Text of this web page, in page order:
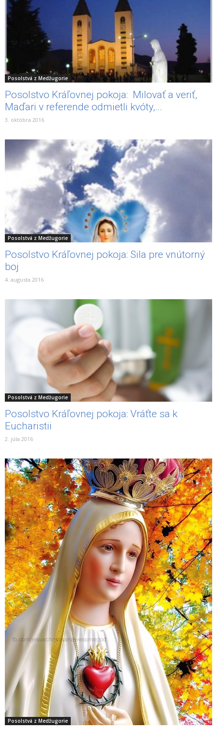
Posolstvá z Medžugorie
Posolstvo Kráľovnej pokoja: Milovať a veriť,
Maďari v referende odmietli kvóty,...
3. októbra 2016
Posolstvá z Medžugorie
Posolstvo Kráľovnej pokoja: Sila pre vnútorný
boj
4. augusta 2016
Posolstvá z Medžugorie
Posolstvo Kráľovnej pokoja: Vráťte sa k
Eucharistii
2. júla 2016
Posolstvá z Medžugorie